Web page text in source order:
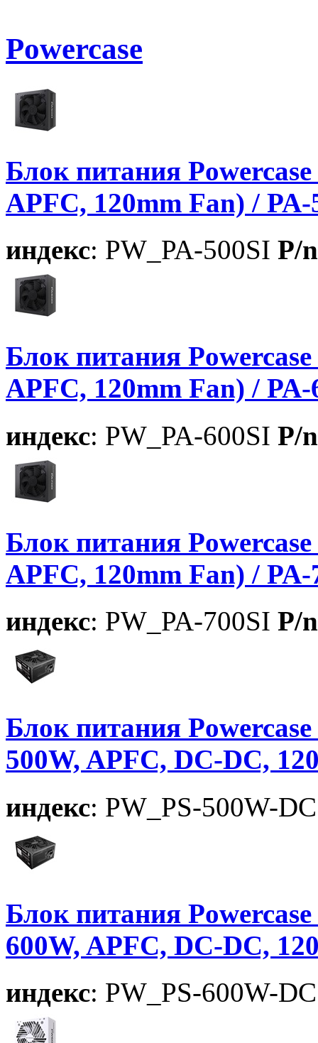
Powercase
Блок питания
APFC, 120mm Fan) / PA-
индекс: PW_PA-500SI P/n
Блок питания
APFC, 120mm Fan) / PA-
индекс: PW_PA-600SI P/n
Блок питания
APFC, 120mm Fan) / PA-
индекс: PW_PA-700SI P/n
Блок питания
500W, APFC, DC-DC,
индекс: PW_PS-500W-DC
Блок питания
600W, APFC, DC-DC,
индекс: PW_PS-600W-DC